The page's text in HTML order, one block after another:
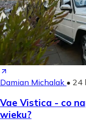
Damian Michalak • 24
Vae Vistica - co
wieku?